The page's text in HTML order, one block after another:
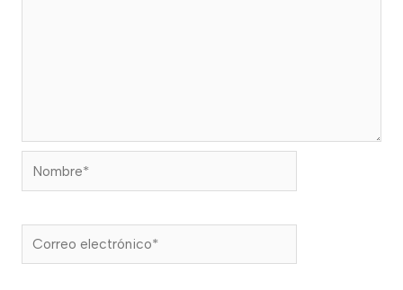
Nombre*
Correo
electrónico*